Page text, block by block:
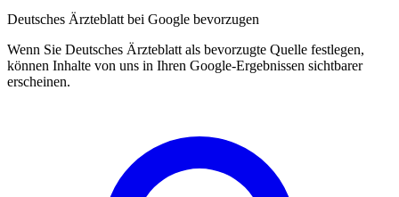
Deutsches Ärzteblatt bei Google bevorzugen
Wenn Sie Deutsches Ärzteblatt als bevorzugte Quelle festlegen,
können Inhalte von uns in Ihren Google-Ergebnissen sichtbarer
erscheinen.